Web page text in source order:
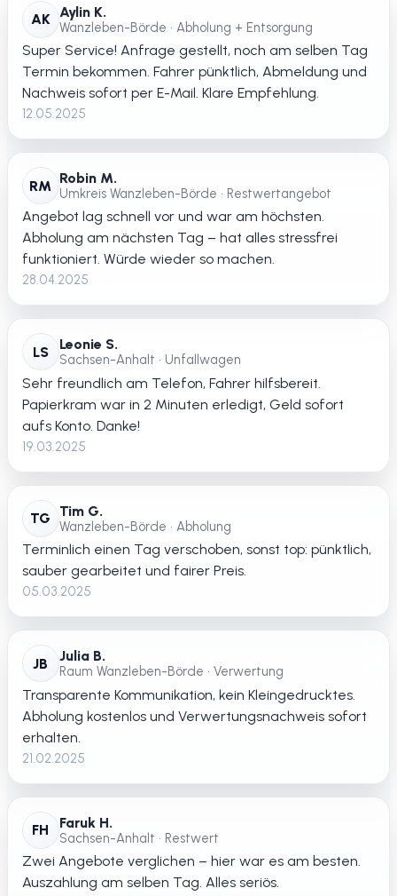
AK Aylin K.
Wanzleben-Börde • Abholung + Entsorgung
Super Service! Anfrage gestellt, noch am selben Tag
Termin bekommen. Fahrer pünktlich, Abmeldung und
Nachweis sofort per E-Mail. Klare Empfehlung.
12.05.2025
RM Robin M.
Umkreis Wanzleben-Börde • Restwertangebot
Angebot lag schnell vor und war am höchsten.
Abholung am nächsten Tag – hat alles stressfrei
funktioniert. Würde wieder so machen.
28.04.2025
LS Leonie S.
Sachsen-Anhalt • Unfallwagen
Sehr freundlich am Telefon, Fahrer hilfsbereit.
Papierkram war in 2 Minuten erledigt, Geld sofort
aufs Konto. Danke!
19.03.2025
TG Tim G.
Wanzleben-Börde • Abholung
Terminlich einen Tag verschoben, sonst top: pünktlich,
sauber gearbeitet und fairer Preis.
05.03.2025
JB Julia B.
Raum Wanzleben-Börde • Verwertung
Transparente Kommunikation, kein Kleingedrucktes.
Abholung kostenlos und Verwertungsnachweis sofort
erhalten.
21.02.2025
FH Faruk H.
Sachsen-Anhalt • Restwert
Zwei Angebote verglichen – hier war es am besten.
Auszahlung am selben Tag. Alles seriös.